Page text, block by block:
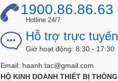
1900.86.86.63
Hotline 24/7
Hỗ trợ trực tuyến
Giờ hoạt động: 8:30 - 17:30
Email: haanh.tac@gmail.com
HỘ KINH DOANH THIẾT BỊ THÔNG